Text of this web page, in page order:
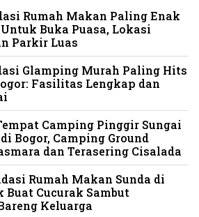
Rumah Makan Paling Enak
Buka Puasa, Lokasi
Parkir Luas
Glamping Murah Paling Hits
Fasilitas Lengkap dan
Camping Pinggir Sungai
Bogor, Camping Ground
dan Terasering Cisalada
Rumah Makan Sunda di
Buat Cucurak Sambut
Keluarga